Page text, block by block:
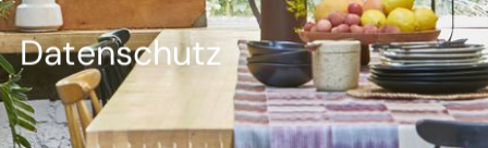
Datenschutz